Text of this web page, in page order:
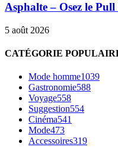
Asphalte – Osez le
5 août 2026
CATÉGORIE
Mode homme1039
Gastronomie588
Voyage558
Suggestion554
Cinéma541
Mode473
Accessoires319